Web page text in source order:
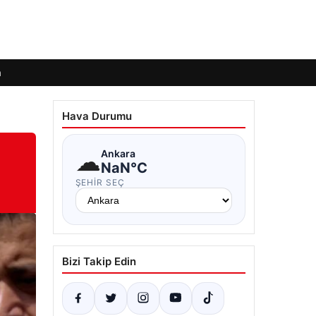
Hava Durumu
☁Ankara
NaN°C
ŞEHIR SEÇ
Bizi Takip Edin